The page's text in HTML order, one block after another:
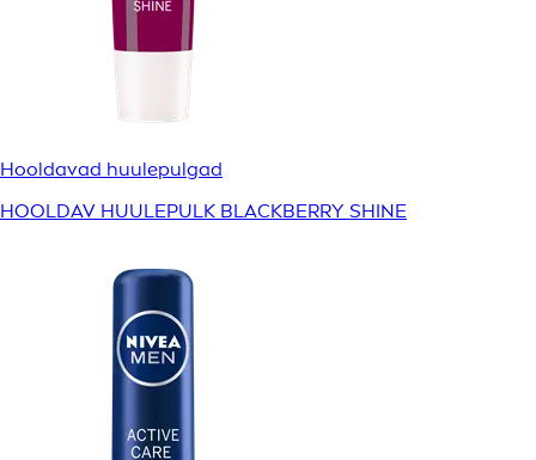
Hooldavad huulepulgad
HOOLDAV HUULEPULK BLACKBERRY SHINE